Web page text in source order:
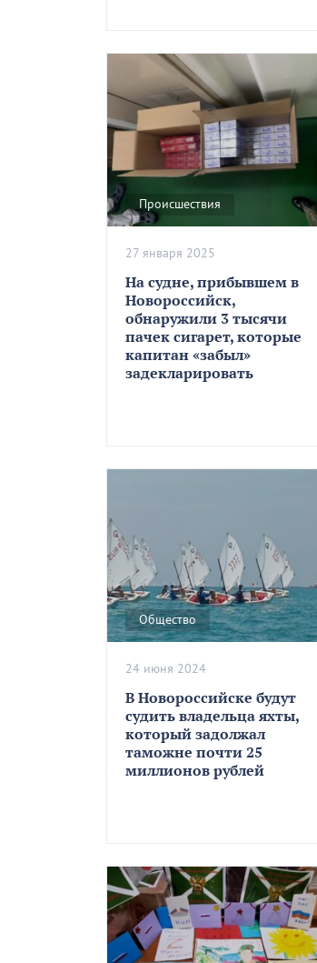
Происшествия
На судне, прибывшем в
Новороссийск,
обнаружили 3 тысячи
пачек сигарет, которые
капитан «забыл»
задекларировать
27 января 2025
Общество
В Новороссийске будут
судить владельца яхты,
который задолжал
таможне почти 25
миллионов рублей
24 июня 2024